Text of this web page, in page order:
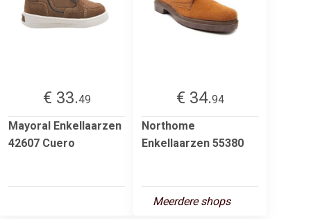
€ 33.49
Mayoral Enkellaarzen
42607 Cuero
€ 34.94
Northome
Enkellaarzen 55380
Meerdere shops